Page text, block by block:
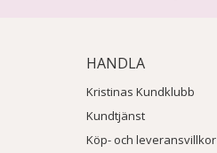
HANDLA
Kristinas Kundklubb
Kundtjänst
Köp- och leveransvillkor